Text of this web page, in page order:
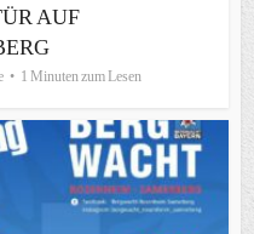
AUF
1 Minuten zum Lesen